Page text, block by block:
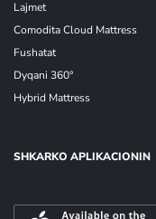
Lajmet
Comodita Cloud Mattress
Fushatat
Dyqani 360°
Hybrid Mattress
SHKARKO APLIKACIONIN